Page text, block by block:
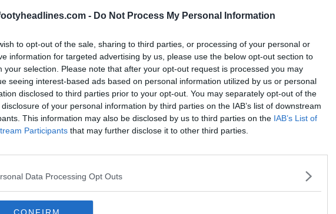
- Do Not Process My Personal Information
to opt-out of the sale, sharing to third parties, or processing of your personal or
information for targeted advertising by us, please use the below opt-out section to
your selection. Please note that after your opt-out request is processed you may
seeing interest-based ads based on personal information utilized by us or personal
disclosed to third parties prior to your opt-out. You may separately opt-out of the
of your personal information by third parties on the IAB’s list of downstream
This information may also be disclosed by us to third parties on the IAB’s List of
Participants that may further disclose it to other third parties.
Data Processing Opt Outs